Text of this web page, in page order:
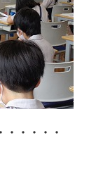
・・・・